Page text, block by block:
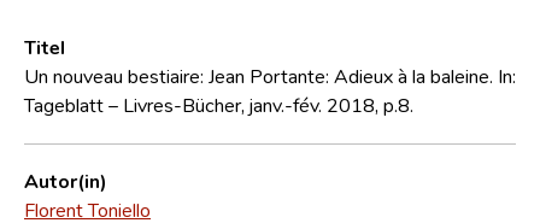
Forschungsgruppe
Kontakt
Titel
Un nouveau bestiaire: Jean Portante: Adieux à la baleine. In:
Tageblatt – Livres-Bücher, janv.-fév. 2018, p.8.
Autor(in)
Florent Toniello